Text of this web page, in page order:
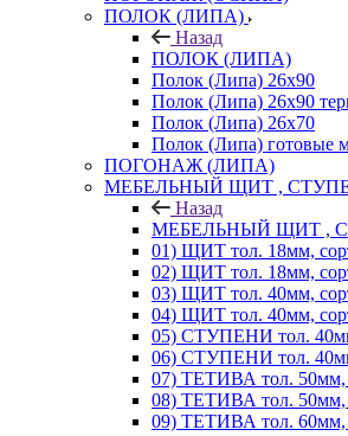
ПОЛОК (ЛИПА)
Назад
ПОЛОК (ЛИПА)
Полок (Липа) 26х90
Полок (Липа) 26х90
Полок (Липа) 26х70
Полок (Липа) готовые
ПОГОНАЖ (ЛИПА)
МЕБЕЛЬНЫЙ ЩИТ ,
Назад
МЕБЕЛЬНЫЙ ЩИТ ,
01) ЩИТ тол. 18мм,
02) ЩИТ тол. 18мм,
03) ЩИТ тол. 40мм,
04) ЩИТ тол. 40мм,
05) СТУПЕНИ тол.
06) СТУПЕНИ тол.
07) ТЕТИВА тол. 50мм,
08) ТЕТИВА тол. 50мм,
09) ТЕТИВА тол. 60мм,